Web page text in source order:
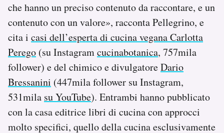
che hanno un preciso contenuto da raccontare, e un
contenuto con un valore», racconta Pellegrino, e
cita i casi dell’esperta di cucina vegana Carlotta
Perego (su Instagramcucinabotanica, 757mila
follower) e del chimico e divulgatoreDario
Bressanini (447mila follower su Instagram,
531mila su YouTube). Entrambi hanno pubblicato
con la casa editrice libri di cucina con approcci
molto specifici, quello della cucina esclusivamente